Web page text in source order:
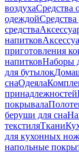
воздухаСредства
одеждойСредства
средства
напитков
приготовления
напитковНаборы
для бутылок
снаОдеяла
принадлежностей
покрывала
беруши для сна
текстиляТкани
для кухонных
напольные